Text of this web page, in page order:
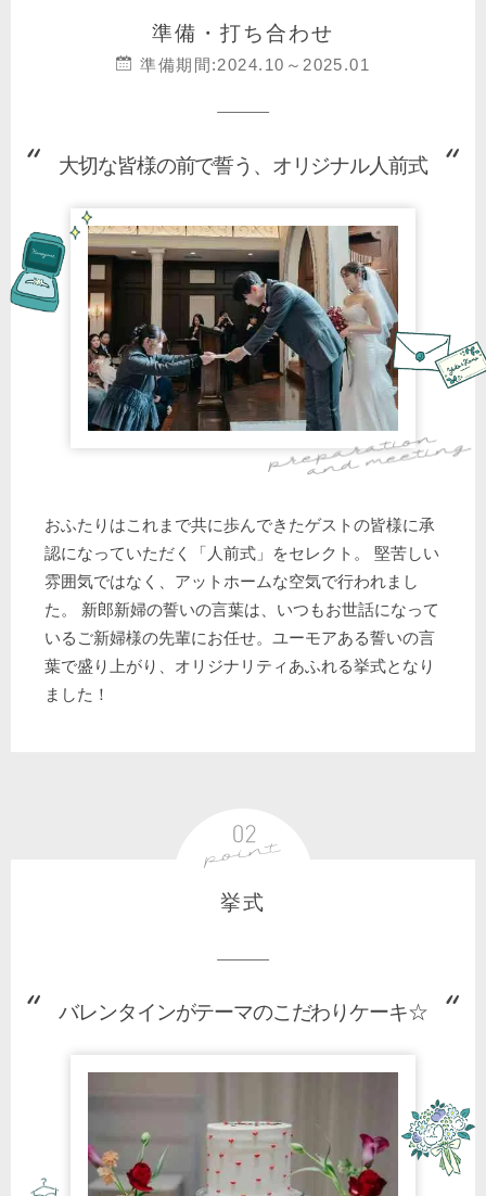
準備・打ち合わせ
準備期間:2024.10～2025.01
大切な皆様の前で誓う、オリジナル人前式
おふたりはこれまで共に歩んできたゲストの皆様に承
認になっていただく「人前式」をセレクト。 堅苦しい
雰囲気ではなく、アットホームな空気で行われまし
た。 新郎新婦の誓いの言葉は、いつもお世話になって
いるご新婦様の先輩にお任せ。ユーモアある誓いの言
葉で盛り上がり、オリジナリティあふれる挙式となり
ました！
挙式
バレンタインがテーマのこだわりケーキ☆